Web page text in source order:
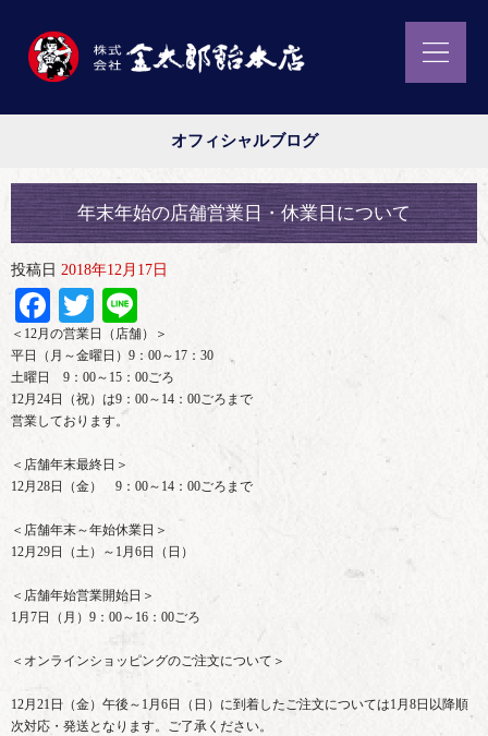
オフィシャルブログ
年末年始の店舗営業日・休業日について
投稿日 2018年12月17日
Facebook
Twitter
＜12月の営業日（店舗）＞
平日（月～金曜日）9：00～17：30
土曜日 9：00～15：00ごろ
12月24日（祝）は9：00～14：00ごろまで
営業しております。
＜店舗年末最終日＞
12月28日（金） 9：00～14：00ごろまで
＜店舗年末～年始休業日＞
12月29日（土）～1月6日（日）
＜店舗年始営業開始日＞
1月7日（月）9：00～16：00ごろ
＜オンラインショッピングのご注文について＞
12月21日（金）午後～1月6日（日）に到着したご注文については1月8日以降順
次対応・発送となります。ご了承ください。